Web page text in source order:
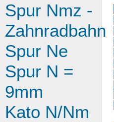
Spur Nmz -
Zahnradbahn
Spur Ne
Spur N =
9mm
Kato N/Nm